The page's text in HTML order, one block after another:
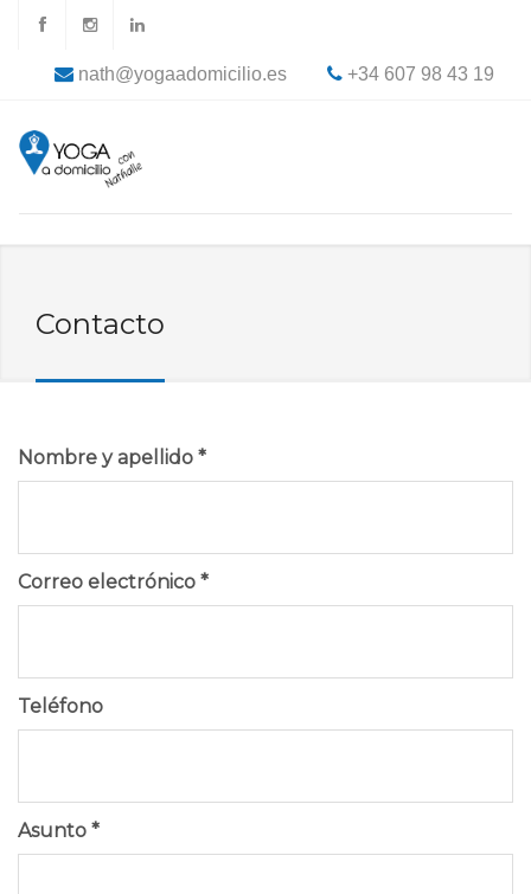
nath@yogaadomicilio.es +34 607 98 43 19
Contacto
Nombre y apellido *
Correo electrónico *
Teléfono
Asunto *